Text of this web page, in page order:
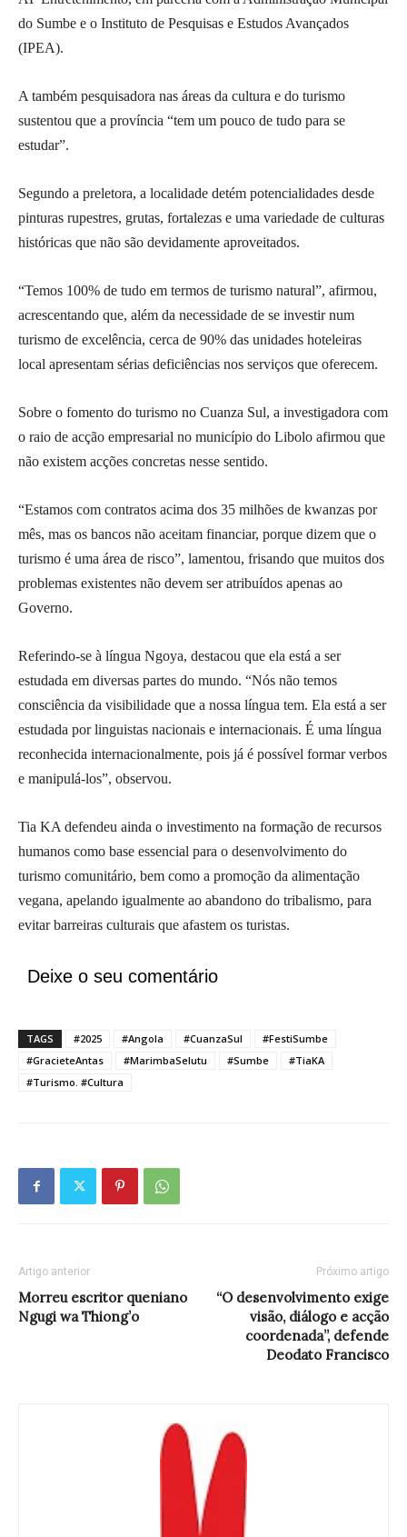
do Sumbe e o Instituto de Pesquisas e Estudos Avançados
(IPEA).
A também pesquisadora nas áreas da cultura e do turismo
sustentou que a província “tem um pouco de tudo para se
estudar”.
Segundo a preletora, a localidade detém potencialidades desde
pinturas rupestres, grutas, fortalezas e uma variedade de culturas
históricas que não são devidamente aproveitados.
“Temos 100% de tudo em termos de turismo natural”, afirmou,
acrescentando que, além da necessidade de se investir num
turismo de excelência, cerca de 90% das unidades hoteleiras
local apresentam sérias deficiências nos serviços que oferecem.
Sobre o fomento do turismo no Cuanza Sul, a investigadora com
o raio de acção empresarial no município do Libolo afirmou que
não existem acções concretas nesse sentido.
“Estamos com contratos acima dos 35 milhões de kwanzas por
mês, mas os bancos não aceitam financiar, porque dizem que o
turismo é uma área de risco”, lamentou, frisando que muitos dos
problemas existentes não devem ser atribuídos apenas ao
Governo.
Referindo-se à língua Ngoya, destacou que ela está a ser
estudada em diversas partes do mundo. “Nós não temos
consciência da visibilidade que a nossa língua tem. Ela está a ser
estudada por linguistas nacionais e internacionais. É uma língua
reconhecida internacionalmente, pois já é possível formar verbos
e manipulá-los”, observou.
Tia KA defendeu ainda o investimento na formação de recursos
humanos como base essencial para o desenvolvimento do
turismo comunitário, bem como a promoção da alimentação
vegana, apelando igualmente ao abandono do tribalismo, para
evitar barreiras culturais que afastem os turistas.
Deixe o seu comentário
TAGS #2025 #Angola #CuanzaSul
#FestiSumbe
#GracieteAntas
#MarimbaSelutu #Sumbe
#TiaKA
#Turismo. #Cultura
Artigo anterior
Morreu escritor queniano
Ngugi wa Thiong’o
Próximo artigo
“O desenvolvimento exige
visão, diálogo e acção
coordenada”, defende
Deodato Francisco